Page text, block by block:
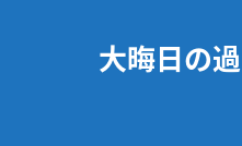
大晦日の